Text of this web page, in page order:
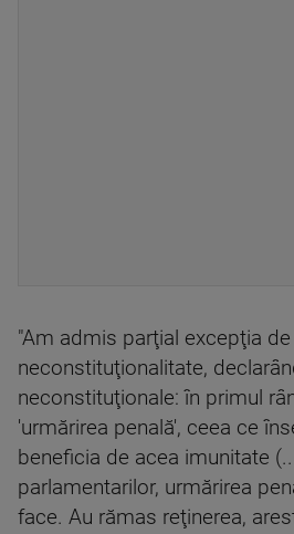
"Am admis parţial excepţia de
neconstituţionalitate,
neconstituţionale: în primul
'urmărirea penală', ceea ce
beneficia de acea imunitate
parlamentarilor, urmărirea
face. Au rămas reţinerea,